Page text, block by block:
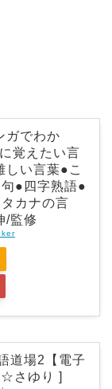
ガでわか
覚えたい言
い言葉●こ
●四字熟語●
カナの言
監修
道場2【電子
さゆり ]